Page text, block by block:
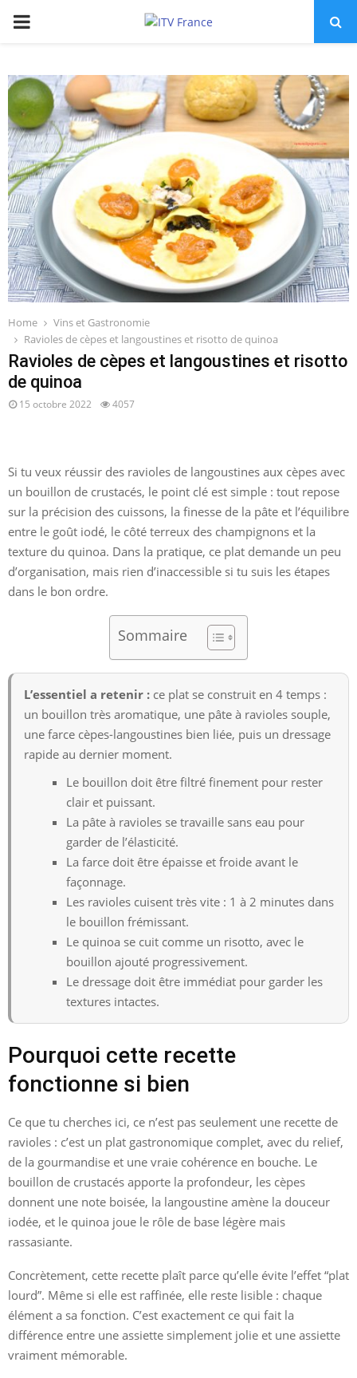
PRIMARY
Home
Vins et Gastronomie
Ravioles de cèpes et langoustines et risotto de quinoa
Ravioles de cèpes et langoustines et risotto
de quinoa
15 octobre 2022 4057
Si tu veux réussir des ravioles de langoustines aux cèpes avec
un bouillon de crustacés, le point clé est simple : tout repose
sur la précision des cuissons, la finesse de la pâte et l’équilibre
entre le goût iodé, le côté terreux des champignons et la
texture du quinoa. Dans la pratique, ce plat demande un peu
d’organisation, mais rien d’inaccessible si tu suis les étapes
dans le bon ordre.
Sommaire
L’essentiel a retenir : ce plat se construit en 4 temps :
un bouillon très aromatique, une pâte à ravioles souple,
une farce cèpes-langoustines bien liée, puis un dressage
rapide au dernier moment.
Le bouillon doit être filtré finement pour rester
clair et puissant.
La pâte à ravioles se travaille sans eau pour
garder de l’élasticité.
La farce doit être épaisse et froide avant le
façonnage.
Les ravioles cuisent très vite : 1 à 2 minutes dans
le bouillon frémissant.
Le quinoa se cuit comme un risotto, avec le
bouillon ajouté progressivement.
Le dressage doit être immédiat pour garder les
textures intactes.
Pourquoi cette recette
fonctionne si bien
Ce que tu cherches ici, ce n’est pas seulement une recette de
ravioles : c’est un plat gastronomique complet, avec du relief,
de la gourmandise et une vraie cohérence en bouche. Le
bouillon de crustacés apporte la profondeur, les cèpes
donnent une note boisée, la langoustine amène la douceur
iodée, et le quinoa joue le rôle de base légère mais
rassasiante.
Concrètement, cette recette plaît parce qu’elle évite l’effet “plat
lourd”. Même si elle est raffinée, elle reste lisible : chaque
élément a sa fonction. C’est exactement ce qui fait la
différence entre une assiette simplement jolie et une assiette
vraiment mémorable.